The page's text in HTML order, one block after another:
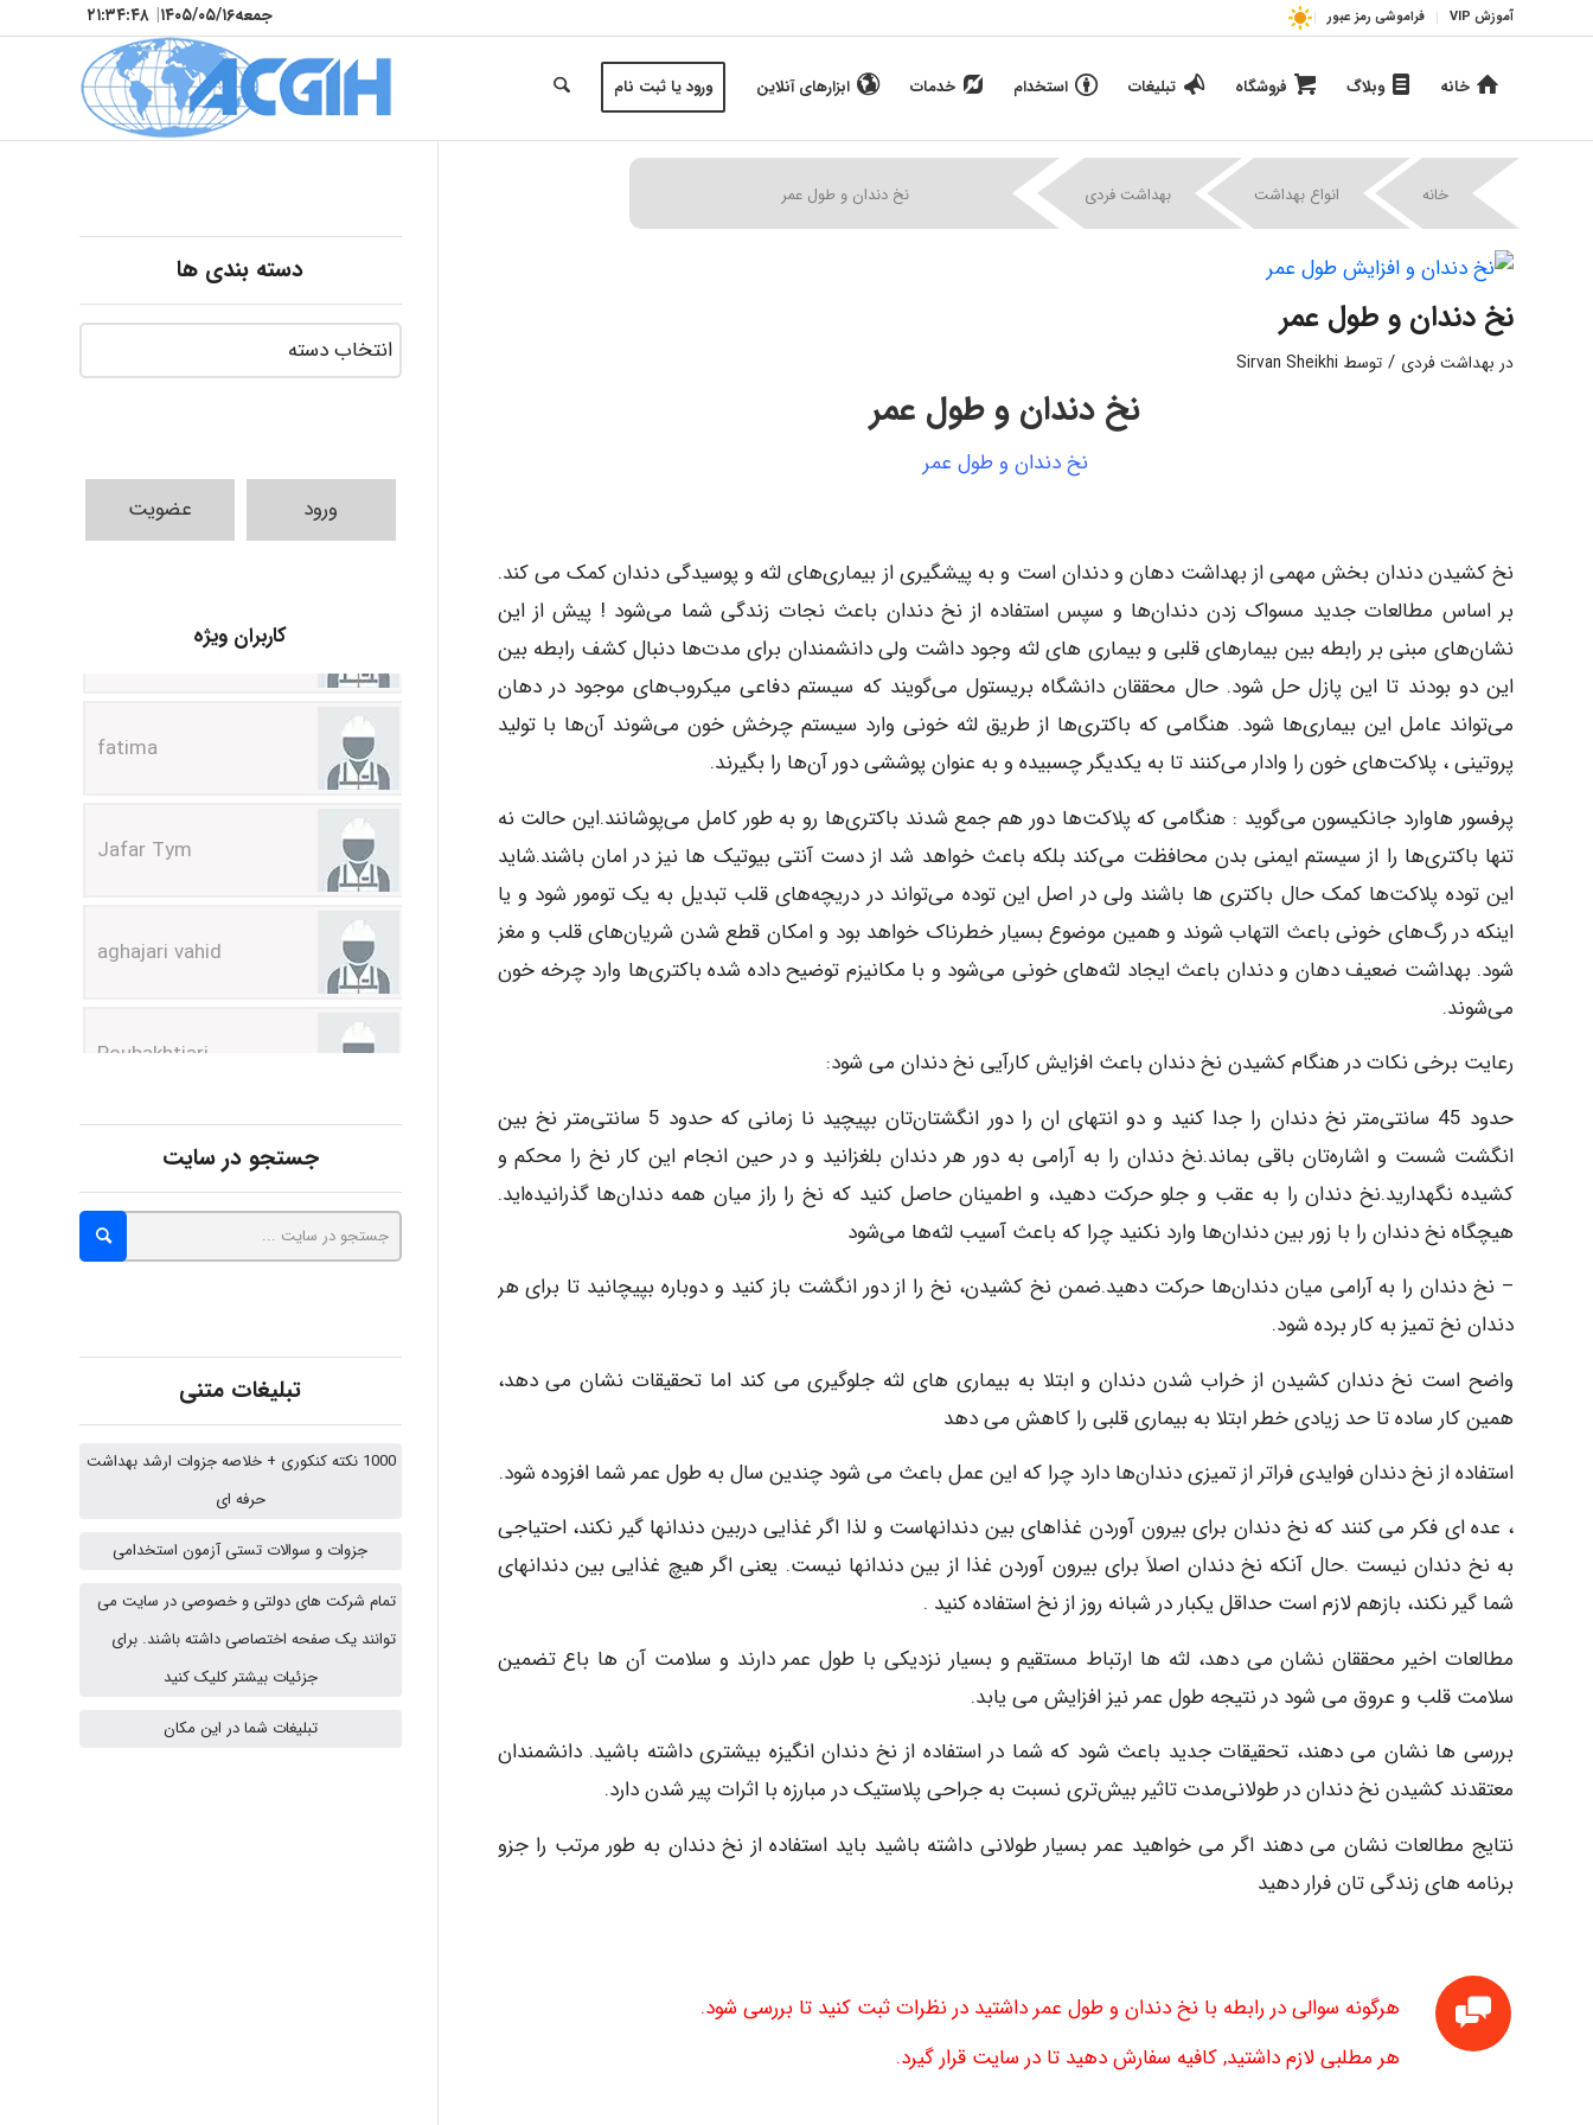
آموزش VIP فراموشی رمز عبور جمعه۱۴۰۵/۰۵/۱۶| ۲۱:۳۴:۴۹
خانه وبلاگ فروشگاه تبلیغات استخدام خدمات ابزارهای آنلاین ورود یا ثبت نام
خانه انواع بهداشت | بهداشت فردی نخ دندان و طول عمر
نخ دندان و طول عمر
در بهداشت فردی / توسط Sirvan Sheikhi
نخ دندان و طول عمر
نخ دندان و طول عمر
نخ کشیدن دندان بخش مهمی از بهداشت دهان و دندان است و به پیشگیری از بیماری‌های لثه و پوسیدگی دندان کمک می ‌کند.
بر اساس مطالعات جدید مسواک زدن دندان‌ها و سپس استفاده از نخ دندان باعث نجات زندگی شما می‌شود ! پیش از این
نشان‌های مبنی بر رابطه بین بیمارهای قلبی و بیماری ‌های لثه وجود داشت ولی دانشمندان برای مدت‌ها دنبال کشف رابطه بین
این دو بودند تا این پازل حل شود. حال محققان دانشگاه بریستول می‌گویند که سیستم دفاعی میکروب‌های موجود در دهان
می‌تواند عامل این بیماری‌ها شود. هنگامی که باکتری‌ها از طریق لثه خونی وارد سیستم چرخش خون می‌شوند آن‌ها با تولید
پروتینی ، پلاکت‌های خون را وادار می‌کنند تا به یکدیگر چسبیده و به عنوان پوششی دور آن‌ها را بگیرند.
پرفسور هاوارد جانکیسون می‌گوید : هنگامی که پلاکت‌ها دور هم جمع شدند باکتری‌ها رو به طور کامل می‌پوشانند.این حالت نه
تنها باکتری‌ها را از سیستم ایمنی بدن محافظت می‌کند بلکه باعث خواهد شد از دست آنتی بیوتیک ها نیز در امان باشند.شاید
این توده پلاکت‌ها کمک حال باکتری ها باشند ولی در اصل این توده می‌تواند در دریچه‌های قلب تبدیل به یک تومور شود و یا
اینکه در رگ‌های خونی باعث التهاب شوند و همین موضوع بسیار خطرناک خواهد بود و امکان قطع شدن شریان‌های قلب و مغز
شود. بهداشت ضعیف دهان و دندان باعث ایجاد لثه‌های خونی می‌شود و با مکانیزم توضیح داده شده باکتری‌ها وارد چرخه خون
می‌شوند.
رعایت برخی نکات در هنگام کشیدن نخ دندان باعث افزایش کارآیی نخ دندان می شود:
حدود 45 سانتی‌متر نخ دندان را جدا کنید و دو انتهای ان را دور انگشتان‌تان بپیچید نا زمانی که حدود 5 سانتی‌متر نخ بین
انگشت شست و اشاره‌تان باقی بماند.نخ دندان را به آرامی به دور هر دندان بلغزانید و در حین انجام این کار نخ را محکم و
کشیده نگهدارید.نخ دندان را به عقب و جلو حرکت دهید، و اطمینان حاصل کنید که نخ را راز میان همه دندان‌ها گذرانیده‌اید.
هیچگاه نخ دندان را با زور بین دندان‌ها وارد نکنید چرا که باعث آسیب لثه‌ها می‌شود
– نخ دندان را به آرامی میان دندان‌ها حرکت دهید.ضمن نخ کشیدن، نخ را از دور انگشت باز کنید و دوباره بپیچانید تا برای هر
دندان نخ تمیز به کار برده شود.
واضح است نخ دندان کشیدن از خراب شدن دندان و ابتلا به بیماری های لثه جلوگیری می کند اما تحقیقات نشان می دهد،
همین کار ساده تا حد زیادی خطر ابتلا به بیماری قلبی را کاهش می دهد
استفاده از نخ دندان فوایدی فراتر از تمیزی دندان‌ها دارد چرا که این عمل باعث می شود چندین سال به طول عمر شما افزوده شود.
، عده ای فکر می کنند که نخ دندان برای بیرون آوردن غذاهای بین دندانهاست و لذا اگر غذایی دربین دندانها گیر نکند، احتیاجی
به نخ دندان نیست .حال آنکه نخ دندان اصلاَ برای بیرون آوردن غذا از بین دندانها نیست. یعنی اگر هیچ غذایی بین دندانهای
شما گیر نکند، بازهم لازم است حداقل یکبار در شبانه روز از نخ استفاده کنید .
مطالعات اخیر محققان نشان می دهد، لثه ها ارتباط مستقیم و بسیار نزدیکی با طول عمر دارند و سلامت آن ها باع تضمین
سلامت قلب و عروق می شود در نتیجه طول عمر نیز افزایش می یابد.
بررسی ها نشان می دهند، تحقیقات جدید باعث شود که شما در استفاده از نخ دندان انگیزه بیشتری داشته باشید. دانشمندان
معتقدند کشیدن نخ دندان در طولانی‌مدت تاثیر بیش‌تری نسبت به جراحی پلاستیک در مبارزه با اثرات پیر شدن دارد.
نتایج مطالعات نشان می دهند اگر می خواهید عمر بسیار طولانی داشته باشید باید استفاده از نخ دندان به طور مرتب را جزو
برنامه های زندگی تان فرار دهید
هرگونه سوالی در رابطه با نخ دندان و طول عمر داشتید در نظرات ثبت کنید تا بررسی شود.
هر مطلبی لازم داشتید, کافیه سفارش دهید تا در سایت قرار گیرد.
دسته بندی ها
ورود عضویت
کاربران ویژه
hosein abdolvand
A.balandeh
جستجو در سایت
تبلیغات متنی
1000 نکته کنکوری + خلاصه جزوات ارشد بهداشت
حرفه ای
جزوات و سوالات تستی آزمون استخدامی
تمام شرکت های دولتی و خصوصی در سایت می
توانند یک صفحه اختصاصی داشته باشند. برای
جزئیات بیشتر کلیک کنید
تبلیغات شما در این مکان